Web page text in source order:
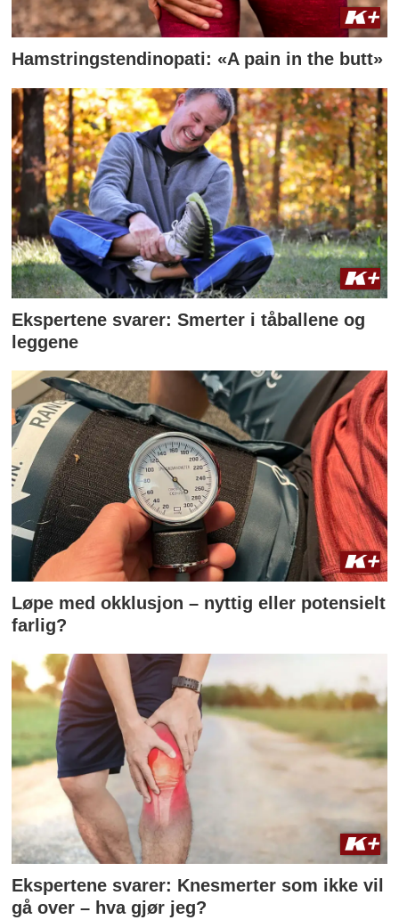
Hamstringstendinopati: «A pain in the butt»
Ekspertene svarer: Smerter i tåballene og
leggene
Løpe med okklusjon – nyttig eller potensielt
farlig?
Ekspertene svarer: Knesmerter som ikke vil
gå over – hva gjør jeg?